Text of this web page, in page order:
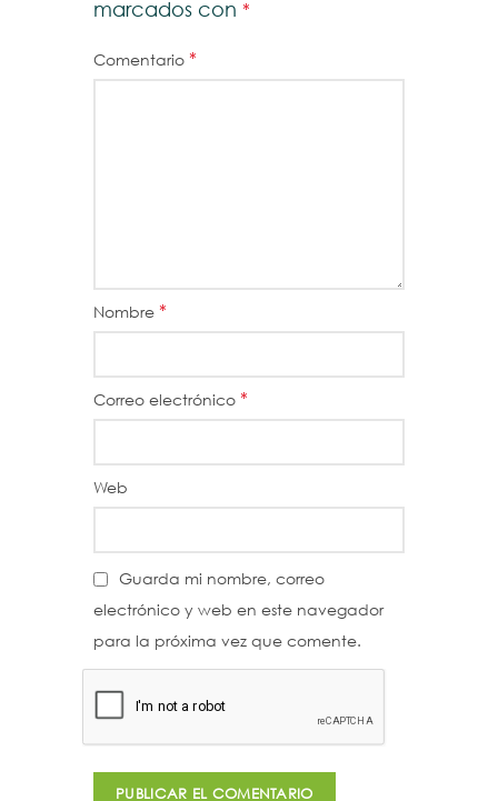
marcados con *
Comentario *
Nombre *
Correo electrónico *
Web
Guarda mi nombre, correo
electrónico y web en este navegador
para la próxima vez que comente.